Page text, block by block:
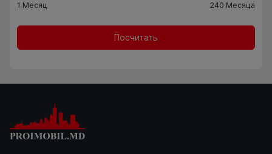
1 Месяц 240 Месяца
Посчитать